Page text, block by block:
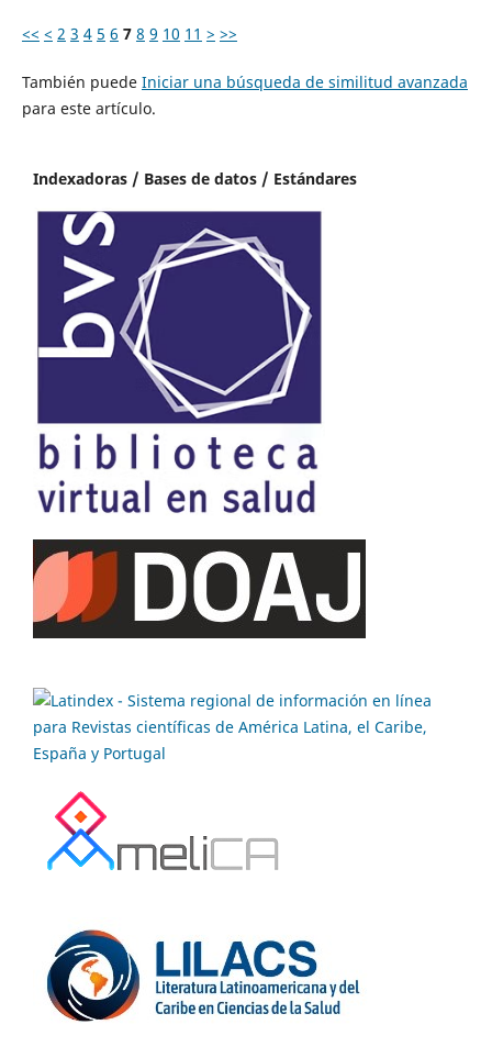
<< < 2 3 4 5 6 7 8 9 10 11 > >>
También puede Iniciar una búsqueda de similitud avanzada
para este artículo.
Indexadoras / Bases de datos / Estándares